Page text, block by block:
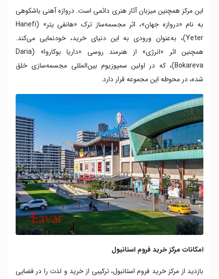
این مرکز همچنین میزبان آثار هنری دائمی است. دروازه آهنی باشکوهی
به نام «دروازه جهان»، اثر مجسمه‌ساز ترک «هانفی یتر» (Hanefi
Yeter)، به‌عنوان ورودی به این دنیای خرید، خودنمایی می‌کند.
همچنین اثر «انرژی» از هنرمند روسی «داریا بوکاروا» (Daria
Bokareva)، که در اولین سمپوزیوم بین‌المللی مجسمه‌سازی خلق
شده، در محوطه این مجموعه قرار دارد.
امکانات مرکز خرید فروم استانبول
بازدید از مرکز خرید فروم استانبول، ترکیبی از خرید و لذت را در فضایی